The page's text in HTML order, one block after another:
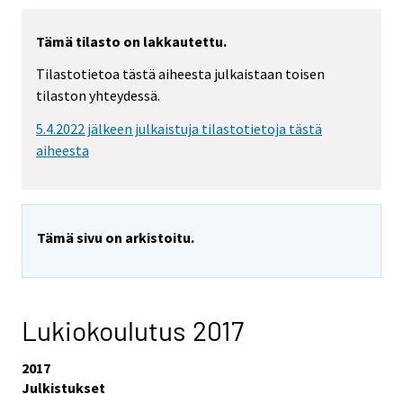
Tämä tilasto on lakkautettu.
Tilastotietoa tästä aiheesta julkaistaan toisen
tilaston yhteydessä.
5.4.2022 jälkeen julkaistuja tilastotietoja tästä
aiheesta
Tämä sivu on arkistoitu.
Lukiokoulutus 2017
2017
Julkistukset